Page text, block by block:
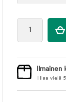
Ilmainen
Tilaa vielä